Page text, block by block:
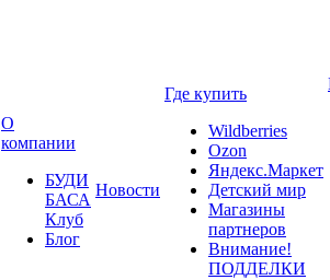
О
компании
БУДИ
БАСА
Клуб
Блог
Новости
Где купить
Wildberries
Ozon
Яндекс.Маркет
Детский мир
Магазины
партнеров
Внимание!
ПОДДЕЛКИ